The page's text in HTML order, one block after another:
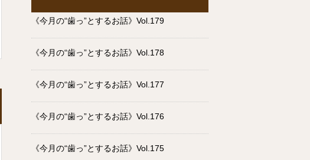
《今月の“歯っ”とするお話》Vol.179
《今月の“歯っ”とするお話》Vol.178
《今月の“歯っ”とするお話》Vol.177
《今月の“歯っ”とするお話》Vol.176
《今月の“歯っ”とするお話》Vol.175